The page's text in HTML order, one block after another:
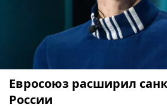
Евросоюз расширил
России